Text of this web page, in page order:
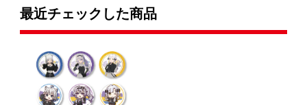
最近チェックした商品